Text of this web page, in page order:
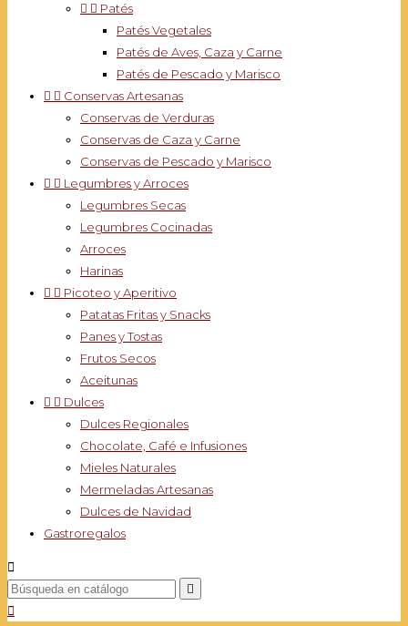
  Patés
Patés Vegetales
Patés de Aves, Caza y Carne
Patés de Pescado y Marisco
  Conservas Artesanas
Conservas de Verduras
Conservas de Caza y Carne
Conservas de Pescado y Marisco
  Legumbres y Arroces
Legumbres Secas
Legumbres Cocinadas
Arroces
Harinas
  Picoteo y Aperitivo
Patatas Fritas y Snacks
Panes y Tostas
Frutos Secos
Aceitunas
  Dulces
Dulces Regionales
Chocolate, Café e Infusiones
Mieles Naturales
Mermeladas Artesanas
Dulces de Navidad
Gastroregalos


